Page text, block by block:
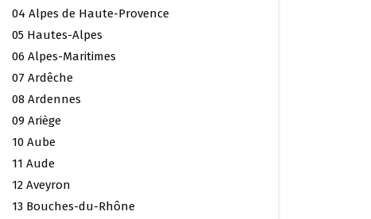
04 Alpes de Haute-Provence
05 Hautes-Alpes
06 Alpes-Maritimes
07 Ardêche
08 Ardennes
09 Ariège
10 Aube
11 Aude
12 Aveyron
13 Bouches-du-Rhône